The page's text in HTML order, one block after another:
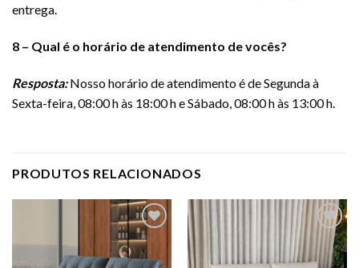
entrega.
8 – Qual é o horário de atendimento de vocês?
Resposta:Nosso horário de atendimento é de Segunda à
Sexta-feira, 08:00 h às 18:00 h e Sábado, 08:00 h às 13:00 h.
PRODUTOS RELACIONADOS
Adicionar
a lista de
desejos
Adicionar
a lista de
desejos